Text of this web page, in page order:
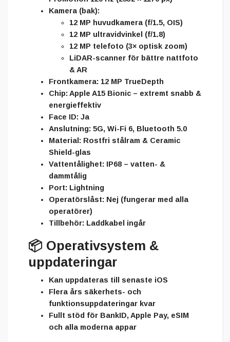
Kamera (bak):
12 MP huvudkamera (f/1.5, OIS)
12 MP ultravidvinkel (f/1.8)
12 MP telefoto (3× optisk zoom)
LiDAR-scanner för bättre nattfoto
& AR
Frontkamera: 12 MP TrueDepth
Chip: Apple A15 Bionic – extremt snabb &
energieffektiv
Face ID: Ja
Anslutning: 5G, Wi-Fi 6, Bluetooth 5.0
Material: Rostfri stålram & Ceramic
Shield-glas
Vattentålighet: IP68 – vatten- &
dammtålig
Port: Lightning
Operatörslåst: Nej (fungerar med alla
operatörer)
Tillbehör: Laddkabel ingår
📦 Operativsystem &
uppdateringar
Kan uppdateras till senaste iOS
Flera års säkerhets- och
funktionsuppdateringar kvar
Fullt stöd för BankID, Apple Pay, eSIM
och alla moderna appar